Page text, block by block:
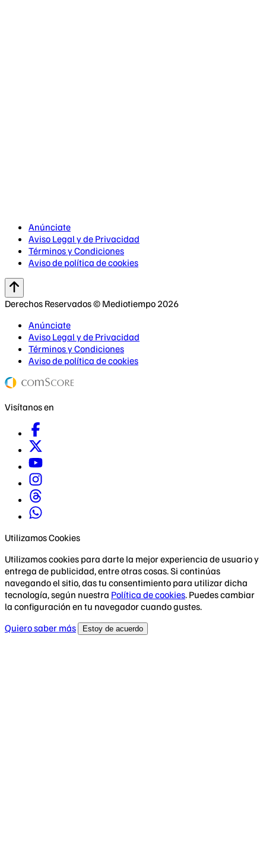
Anúnciate
Aviso Legal y de Privacidad
Términos y Condiciones
Aviso de política de cookies
Derechos Reservados © Mediotiempo 2026
Anúnciate
Aviso Legal y de Privacidad
Términos y Condiciones
Aviso de política de cookies
Visítanos en
Utilizamos Cookies
Utilizamos cookies para darte la mejor experiencia de usuario y
entrega de publicidad, entre otras cosas. Si continúas
navegando el sitio, das tu consentimiento para utilizar dicha
tecnología, según nuestra Política de cookies. Puedes cambiar
la configuración en tu navegador cuando gustes.
Quiero saber más
Estoy de acuerdo